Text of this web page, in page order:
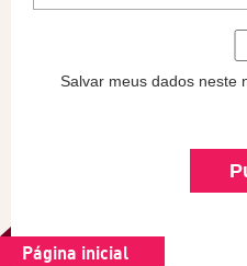
Salvar meus dados neste
Página inicial